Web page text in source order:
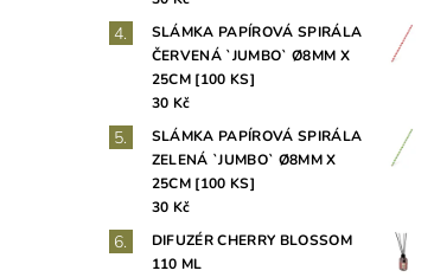
SLÁMKA PAPÍROVÁ SPIRÁLA
ČERVENÁ `JUMBO` Ø8MM X
25CM [100 KS]
30 Kč
SLÁMKA PAPÍROVÁ SPIRÁLA
ZELENÁ `JUMBO` Ø8MM X
25CM [100 KS]
30 Kč
DIFUZÉR CHERRY BLOSSOM
110 ML